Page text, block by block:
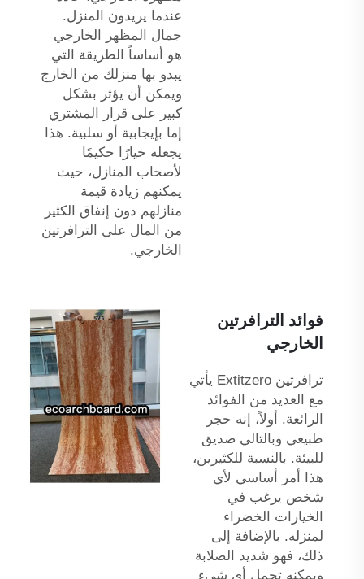
عندما يريدون المنزل.
جمال المظهر الخارجي
هو أساساً الطريقة التي
يبدو بها منزلك من الخارج
ويمكن أن يؤثر بشكل
كبير على قرار المشتري
إما بإيجابية أو سلبية. هذا
يجعله خيارًا حكيمًا
لأصحاب المنازل، حيث
يمكنهم زيادة قيمة
منازلهم دون إنفاق الكثير
من المال على الترافرتين
الخارجي.
فوائد الترافرتين
الخارجي
ترافرتين Extitzero يأتي
مع العديد من الفوائد
الرائعة. أولاً، إنه حجر
طبيعي وبالتالي صديق
للبيئة. بالنسبة للكثيرين،
هذا أمر أساسي لأي
شخص يرغب في
الخيارات الخضراء
لمنزله. بالإضافة إلى
ذلك، فهو شديد الصلابة
ويمكنه تحمل أي شيء